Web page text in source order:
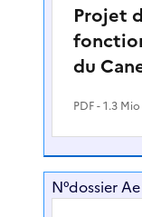
Projet
du
PDF- 1.3 Mio
N°dossier